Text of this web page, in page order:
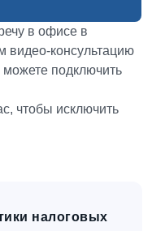
в офисе в
видео-консультацию
подключить
чтобы исключить
налоговых